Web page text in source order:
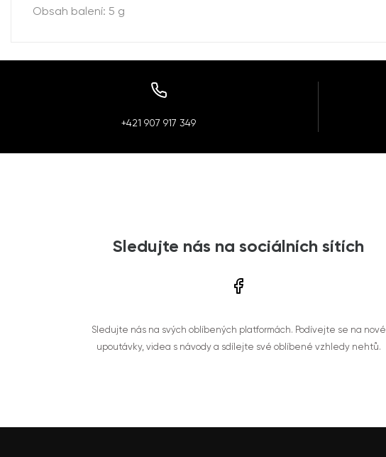
Obsah balení: 5 g
+421 907 917 349
Sledujte nás na sociálních sítích
Sledujte nás na svých oblíbených platformách. Podívejte se na nové
upoutávky, videa s návody a sdílejte své oblíbené vzhledy nehtů.